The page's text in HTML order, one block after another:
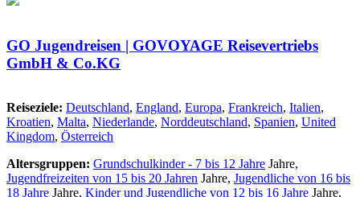
GO Jugendreisen | GOVOYAGE Reisevertriebs
GmbH & Co.KG
Reiseziele: Deutschland, England, Europa, Frankreich, Italien,
Kroatien, Malta, Niederlande, Norddeutschland, Spanien, United
Kingdom, Österreich
Altersgruppen: Grundschulkinder - 7 bis 12 Jahre Jahre,
Jugendfreizeiten von 15 bis 20 Jahren Jahre, Jugendliche von 16 bis
18 Jahre Jahre, Kinder und Jugendliche von 12 bis 16 Jahre Jahre,